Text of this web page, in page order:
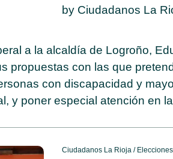
by Ciudadanos La
a la alcaldía de Logroño,
propuestas con las que
con discapacidad y
y poner especial atención en
Ciudadanos La Rioja/